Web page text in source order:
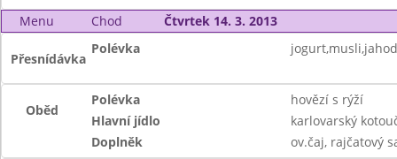
Menu Chod Čtvrtek 14. 3. 2013
Přesnídávka
Polévka
Oběd
Polévka
hovězí s rýží
Hlavní jídlo
karlovarský
Doplněk
ov.čaj, rajčatový